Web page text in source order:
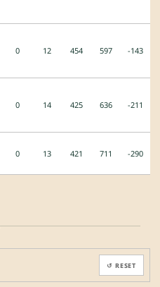
0 12 454 597 -143
0 14 425 636 -211
0 13 421 711 -290
↺ RESET